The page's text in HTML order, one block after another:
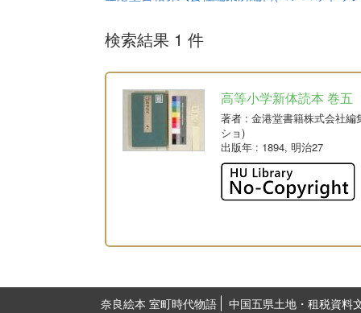
検索結果 1 件
高等小学新体読本 巻五
著者 : 金港堂書籍株式会社
ショ)
出版年 : 1894, 明治27
奈良絵本 室町時代物語
中国五県土地・租税資料